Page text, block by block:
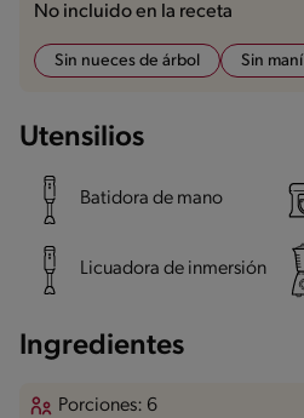
No incluido en la receta
Sin nueces de árbol Sin maní
Utensilios
Batidora de mano
Licuadora de inmersión
Ingredientes
Porciones: 6